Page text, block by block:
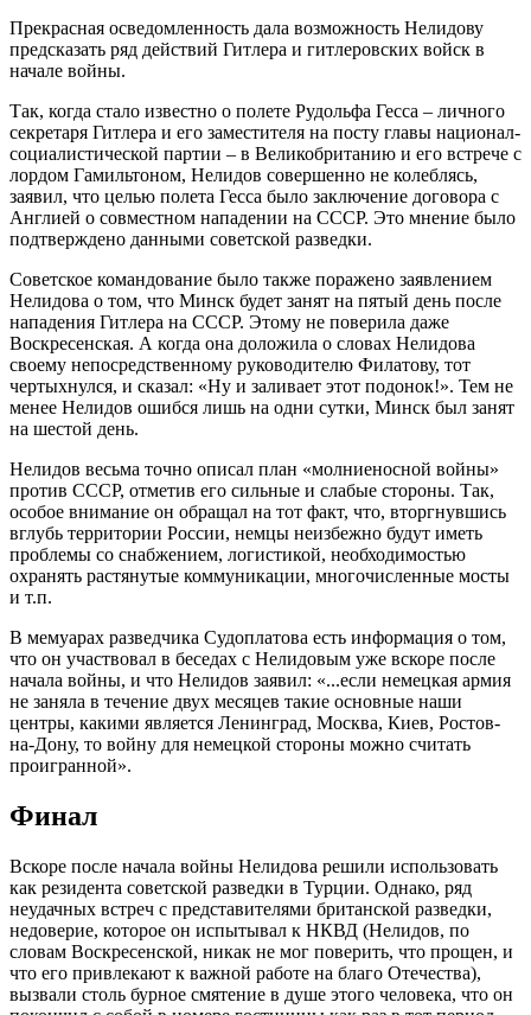
Прекрасная осведомленность дала возможность Нелидову
предсказать ряд действий Гитлера и гитлеровских войск в
начале войны.
Так, когда стало известно о полете Рудольфа Гесса – личного
секретаря Гитлера и его заместителя на посту главы национал-
социалистической партии – в Великобританию и его встрече с
лордом Гамильтоном, Нелидов совершенно не колеблясь,
заявил, что целью полета Гесса было заключение договора с
Англией о совместном нападении на СССР. Это мнение было
подтверждено данными советской разведки.
Советское командование было также поражено заявлением
Нелидова о том, что Минск будет занят на пятый день после
нападения Гитлера на СССР. Этому не поверила даже
Воскресенская. А когда она доложила о словах Нелидова
своему непосредственному руководителю Филатову, тот
чертыхнулся, и сказал: «Ну и заливает этот подонок!». Тем не
менее Нелидов ошибся лишь на одни сутки, Минск был занят
на шестой день.
Нелидов весьма точно описал план «молниеносной войны»
против СССР, отметив его сильные и слабые стороны. Так,
особое внимание он обращал на тот факт, что, вторгнувшись
вглубь территории России, немцы неизбежно будут иметь
проблемы со снабжением, логистикой, необходимостью
охранять растянутые коммуникации, многочисленные мосты
и т.п.
В мемуарах разведчика Судоплатова есть информация о том,
что он участвовал в беседах с Нелидовым уже вскоре после
начала войны, и что Нелидов заявил: «...если немецкая армия
не заняла в течение двух месяцев такие основные наши
центры, какими является Ленинград, Москва, Киев, Ростов-
на-Дону, то войну для немецкой стороны можно считать
проигранной».
Финал
Вскоре после начала войны Нелидова решили использовать
как резидента советской разведки в Турции. Однако, ряд
неудачных встреч с представителями британской разведки,
недоверие, которое он испытывал к НКВД (Нелидов, по
словам Воскресенской, никак не мог поверить, что прощен, и
что его привлекают к важной работе на благо Отечества),
вызвали столь бурное смятение в душе этого человека, что он